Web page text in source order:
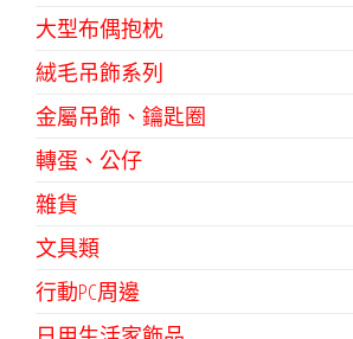
大型布偶抱枕
絨毛吊飾系列
金屬吊飾、鑰匙圈
轉蛋、公仔
雜貨
文具類
行動PC周邊